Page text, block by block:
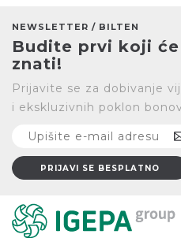
NEWSLETTER / BILTEN
Budite prvi koji će
znati!
Prijavite se za dobivanje
i ekskluzivnih poklon